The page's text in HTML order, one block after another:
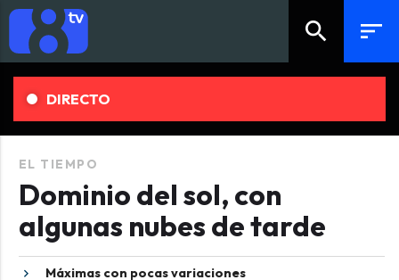
search sort
DIRECTO
EL TIEMPO
Dominio del sol, con
algunas nubes de tarde
Máximas con pocas variaciones